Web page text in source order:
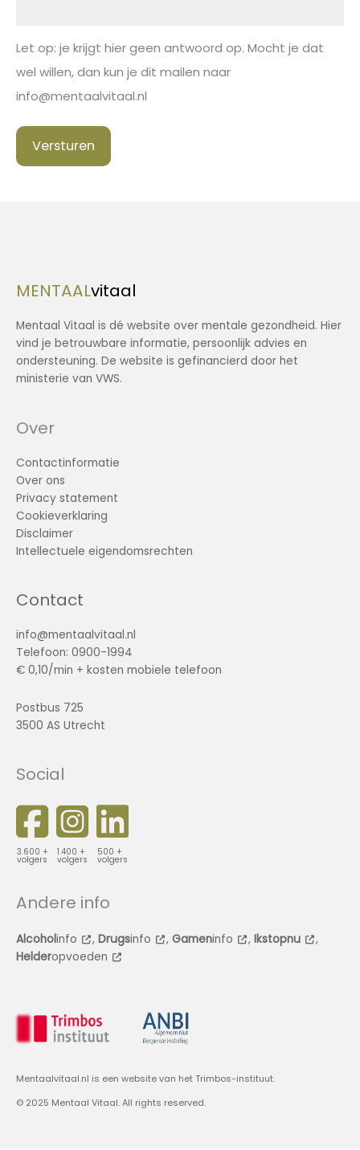
Let op: je krijgt hier geen antwoord op. Mocht je dat
wel willen, dan kun je dit mailen naar
info@mentaalvitaal.nl
Versturen
MENTAALvitaal
Mentaal Vitaal is dé website over mentale gezondheid. Hier
vind je betrouwbare informatie, persoonlijk advies en
ondersteuning. De website is gefinancierd door het
ministerie van VWS.
Over
Contactinformatie
Over ons
Privacy statement
Cookieverklaring
Disclaimer
Intellectuele eigendomsrechten
Contact
info@mentaalvitaal.nl
Telefoon: 0900-1994
€ 0,10/min + kosten mobiele telefoon
Postbus 725
3500 AS Utrecht
Social
3.600 +
volgers
1.400 +
volgers
500 +
volgers
Andere info
Alcoholinfo , Drugsinfo , Gameninfo , Ikstopnu
,
Helderopvoeden
Mentaalvitaal.nl is een website van het Trimbos-instituut.
© 2025 Mentaal Vitaal. All rights reserved.